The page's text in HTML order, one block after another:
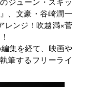
、文豪・谷崎潤一
レンジ！吹越満×菅
集を経て、映画や
筆するフリーライ